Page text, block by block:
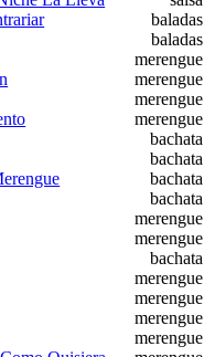
baladas
baladas
merengue
merengue
merengue
merengue
bachata
bachata
bachata
bachata
merengue
merengue
bachata
merengue
merengue
merengue
merengue